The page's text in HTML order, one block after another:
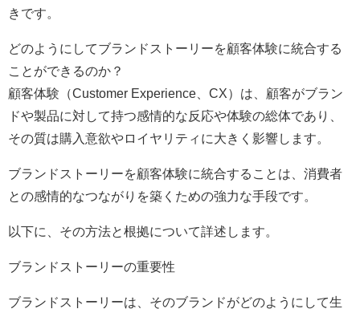
きです。
どのようにしてブランドストーリーを顧客体験に統合する
ことができるのか？
顧客体験（Customer Experience、CX）は、顧客がブラン
ドや製品に対して持つ感情的な反応や体験の総体であり、
その質は購入意欲やロイヤリティに大きく影響します。
ブランドストーリーを顧客体験に統合することは、消費者
との感情的なつながりを築くための強力な手段です。
以下に、その方法と根拠について詳述します。
ブランドストーリーの重要性
ブランドストーリーは、そのブランドがどのようにして生